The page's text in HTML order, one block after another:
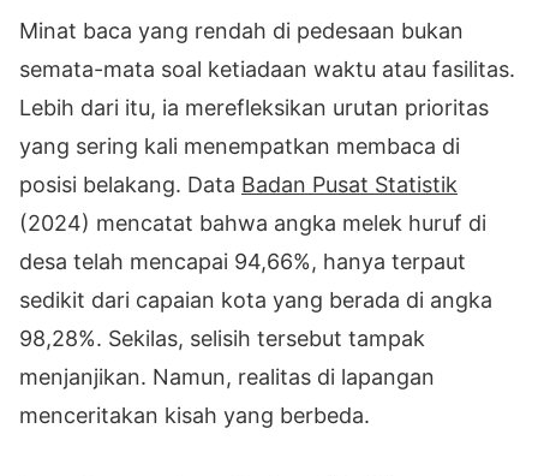
Minat baca yang rendah di pedesaan bukan
semata-mata soal ketiadaan waktu atau fasilitas.
Lebih dari itu, ia merefleksikan urutan prioritas
yang sering kali menempatkan membaca di
posisi belakang. Data Badan Pusat Statistik
(2024) mencatat bahwa angka melek huruf di
desa telah mencapai 94,66%, hanya terpaut
sedikit dari capaian kota yang berada di angka
98,28%. Sekilas, selisih tersebut tampak
menjanjikan. Namun, realitas di lapangan
menceritakan kisah yang berbeda.